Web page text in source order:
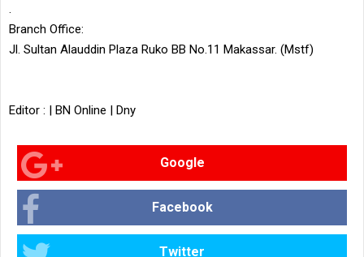
.
Branch Office:
Jl. Sultan Alauddin Plaza Ruko BB No.11 Makassar. (Mstf)
Editor : | BN Online | Dny
Google
Facebook
Twitter